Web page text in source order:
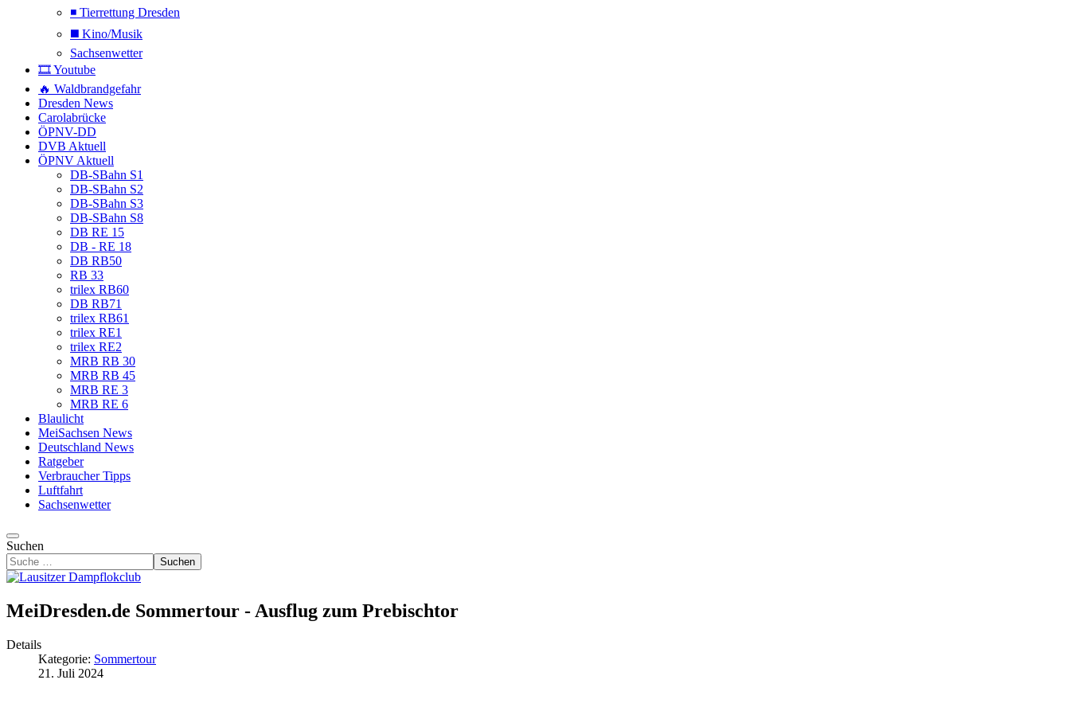
◾ Tierrettung Dresden
◼️ Kino/Musik
Sachsenwetter
🎞️ Youtube
🔥 Waldbrandgefahr
Dresden News
Carolabrücke
ÖPNV-DD
DVB Aktuell
ÖPNV Aktuell
DB-SBahn S1
DB-SBahn S2
DB-SBahn S3
DB-SBahn S8
DB RE 15
DB - RE 18
DB RB50
RB 33
trilex RB60
DB RB71
trilex RB61
trilex RE1
trilex RE2
MRB RB 30
MRB RB 45
MRB RE 3
MRB RE 6
Blaulicht
MeiSachsen News
Deutschland News
Ratgeber
Verbraucher Tipps
Luftfahrt
Sachsenwetter
Suchen
Suchen
MeiDresden.de Sommertour - Ausflug zum Prebischtor
Details
Kategorie: Sommertour
21. Juli 2024